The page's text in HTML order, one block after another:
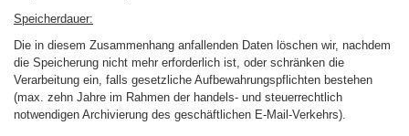
Speicherdauer:
Die in diesem Zusammenhang anfallenden Daten löschen wir, nachdem
die Speicherung nicht mehr erforderlich ist, oder schränken die
Verarbeitung ein, falls gesetzliche Aufbewahrungspflichten bestehen
(max. zehn Jahre im Rahmen der handels- und steuerrechtlich
notwendigen Archivierung des geschäftlichen E-Mail-Verkehrs).